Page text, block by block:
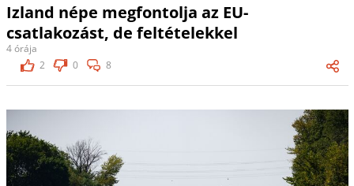
Izland népe megfontolja az EU-
csatlakozást, de feltételekkel
4 órája
2
0 8